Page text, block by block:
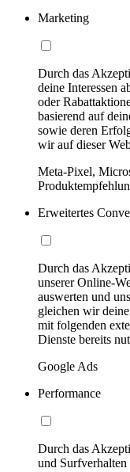
Marketing
Durch das
deine Interessen
oder
basierend auf
sowie deren
wir auf dieser
Meta-Pixel,
Erweitertes
Durch das
unserer Online-
auswerten und
gleichen wir
mit folgenden
Dienste bereits
Google Ads
Performance
Durch das
und Surfverhalten